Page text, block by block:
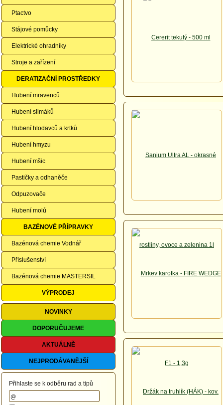
Ptactvo
Stájové pomůcky
Elektrické ohradníky
Stroje a zařízení
DERATIZAČNÍ PROSTŘEDKY
Hubení mravenců
Hubení slimáků
Hubení hlodavců a krtků
Hubení hmyzu
Hubení mšic
Pastičky a odhaněče
Odpuzovače
Hubení molů
BAZÉNOVÉ PŘÍPRAVKY
Bazénová chemie Vodnář
Příslušenství
Bazénová chemie MASTERSIL
VÝPRODEJ
NOVINKY
DOPORUČUJEME
AKTUÁLNĚ
NEJPRODÁVANĚJŠÍ
Přihlaste se k odběru rad a tipů